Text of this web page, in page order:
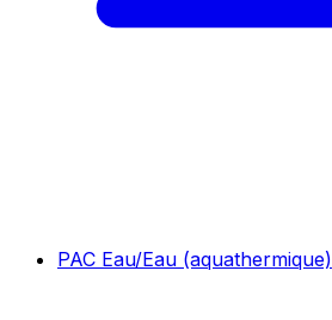
PAC Eau/Eau (aquathermique)